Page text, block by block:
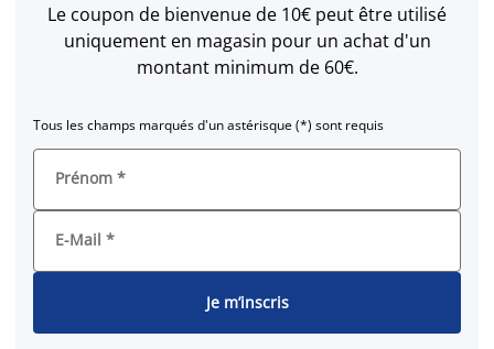
Le coupon de bienvenue de 10€ peut être utilisé
uniquement en magasin pour un achat d'un
montant minimum de 60€.
Tous les champs marqués d'un astérisque (*) sont requis
Prénom *
E-Mail *
Je m’inscris